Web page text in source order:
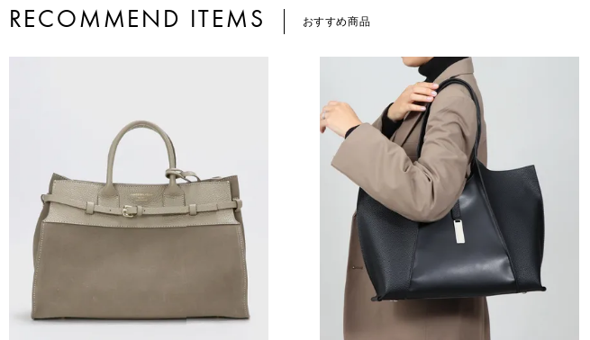
RECOMMEND ITEMS おすすめ商品